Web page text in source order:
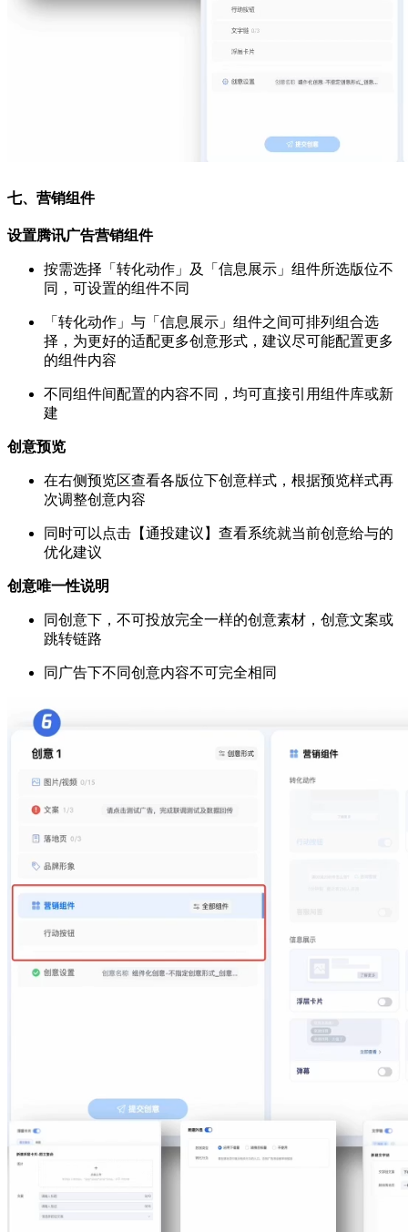
七、营销组件
设置腾讯广告营销组件
按需选择「转化动作」及「信息展示」组件所选版位不
同，可设置的组件不同
「转化动作」与「信息展示」组件之间可排列组合选
择，为更好的适配更多创意形式，建议尽可能配置更多
的组件内容
不同组件间配置的内容不同，均可直接引用组件库或新
建
创意预览
在右侧预览区查看各版位下创意样式，根据预览样式再
次调整创意内容
同时可以点击【通投建议】查看系统就当前创意给与的
优化建议
创意唯一性说明
同创意下，不可投放完全一样的创意素材，创意文案或
跳转链路
同广告下不同创意内容不可完全相同